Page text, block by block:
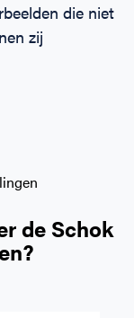
die niet
zij
de Schok